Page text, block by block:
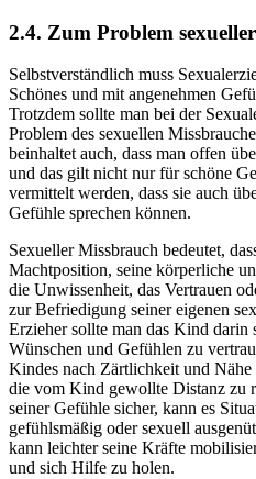
2.4. Zum Problem
Selbstverständlich muss
Schönes und mit angenehmen
Trotzdem sollte man bei der
Problem des sexuellen
beinhaltet auch, dass man offen
und das gilt nicht nur für schöne
vermittelt werden, dass sie auch
Gefühle sprechen können.
Sexueller Missbrauch bedeutet,
Machtposition, seine körperliche
die Unwissenheit, das Vertrauen
zur Befriedigung seiner eigenen
Erzieher sollte man das Kind darin
Wünschen und Gefühlen zu
Kindes nach Zärtlichkeit und Nähe
die vom Kind gewollte Distanz zu
seiner Gefühle sicher, kann es
gefühlsmäßig oder sexuell
kann leichter seine Kräfte
und sich Hilfe zu holen.